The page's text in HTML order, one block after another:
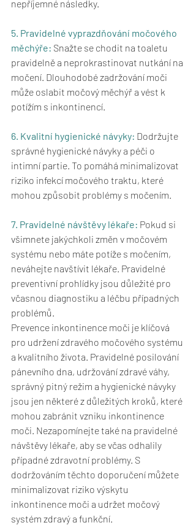
nepříjemné následky.
5. Pravidelné vyprazdňování močového
měchýře: Snažte se chodit na toaletu
pravidelně a neprokrastinovat nutkání na
močení. Dlouhodobé zadržování moči
může oslabit močový měchýř a vést k
potížím s inkontinencí.
6. Kvalitní hygienické návyky: Dodržujte
správné hygienické návyky a péči o
intimní partie. To pomáhá minimalizovat
riziko infekcí močového traktu, které
mohou způsobit problémy s močením.
7. Pravidelné návštěvy lékaře: Pokud si
všimnete jakýchkoli změn v močovém
systému nebo máte potíže s močením,
neváhejte navštívit lékaře. Pravidelné
preventivní prohlídky jsou důležité pro
včasnou diagnostiku a léčbu případných
problémů.
Prevence inkontinence moči je klíčová
pro udržení zdravého močového systému
a kvalitního života. Pravidelné posilování
pánevního dna, udržování zdravé váhy,
správný pitný režim a hygienické návyky
jsou jen některé z důležitých kroků, které
mohou zabránit vzniku inkontinence
moči. Nezapomínejte také na pravidelné
návštěvy lékaře, aby se včas odhalily
případné zdravotní problémy. S
dodržováním těchto doporučení můžete
minimalizovat riziko výskytu
inkontinence moči a udržet močový
systém zdravý a funkční.